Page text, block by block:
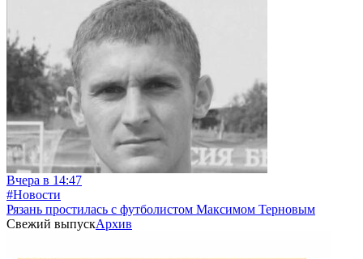
Вчера в 14:47
#Новости
Рязань простилась с футболистом Максимом Терновым
Свежий выпускАрхив